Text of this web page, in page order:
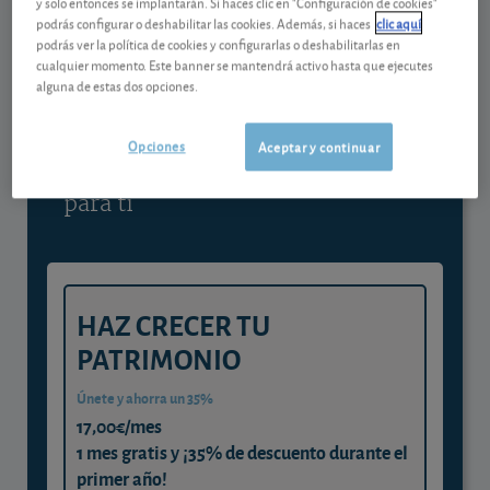
Contenido reservado a SOCIOS
Gestiona tu dinero con visión
experta
y consigue que cada euro trabaje
para ti
HAZ CRECER TU
PATRIMONIO
Únete y ahorra un 35%
17,00€/mes
1 mes gratis y ¡35% de descuento durante el
primer año!
podrás configurar o deshabilitar las cookies. Además, si haces clic aquí
podrás ver la política de cookies y configurarlas o deshabilitarlas en
cualquier momento. Este banner se mantendrá activo hasta que ejecutes
alguna de estas dos opciones.
Aceptar y continuar
Opciones